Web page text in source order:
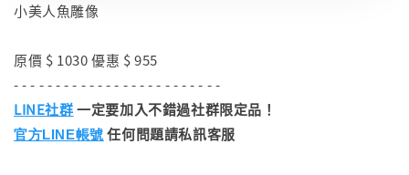
小美人魚雕像
原價 $ 1030 優惠 $ 955
- - - - - - - - - - - - - - - - - - - - - - - - -
LINE社群一定要加入不錯過社群限定品！
官方LINE帳號 任何問題請私訊客服